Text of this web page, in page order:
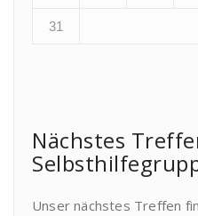
31
Nächstes
Unser nächstes Treffen